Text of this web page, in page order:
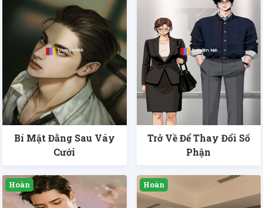
Bí Mật Đằng Sau Váy
Cưới
Trở Về Để Thay Đổi Số
Phận